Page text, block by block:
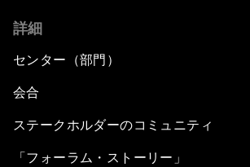
詳細
センター（部門）
会合
ステークホルダーのコミュニティ
「フォーラム・ストーリー」